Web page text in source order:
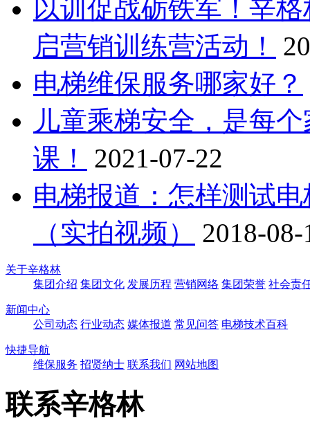
以训促战砺铁军！辛
启营销训练营活动！
电梯维保服务哪家好？
儿童乘梯安全，是每
课！
2021-07-22
电梯报道：怎样测试
（实拍视频）
2018-08-
关于辛格林
集团介绍 集团文化 发展历程 营销网络 集团荣誉 社会责
新闻中心
公司动态 行业动态 媒体报道 常见问答 电梯技术百科
快捷导航
维保服务 招贤纳士 联系我们 网站地图
联系辛格林